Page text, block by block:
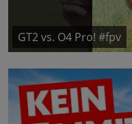
GT2 vs. O4 Pro! #fpv